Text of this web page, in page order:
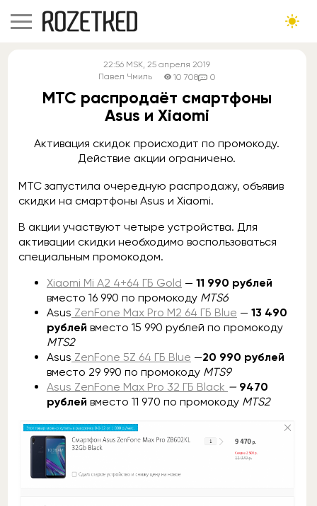
22:56 MSK, 25 апреля 2019
Павел Чмиль
10 708 0
МТС распродаёт смартфоны
Asus и Xiaomi
Активация скидок происходит по промокоду.
Действие акции ограничено.
МТС запустила очередную распродажу, объявив
скидки на смартфоны Asus и Xiaomi.
В акции участвуют четыре устройства. Для
активации скидки необходимо воспользоваться
специальным промокодом.
Xiaomi Mi A2 4+64 ГБ Gold — 11 990 рублей
вместо 16 990 по промокоду MTS6
Asus ZenFone Max Pro M2 64 ГБ Blue — 13 490
рублей вместо 15 990 рублей по промокоду
MTS2
Asus ZenFone 5Z 64 ГБ Blue —20 990 рублей
вместо 29 990 по промокоду MTS9
Asus ZenFone Max Pro 32 ГБ Black — 9470
рублей вместо 11 970 по промокоду MTS2